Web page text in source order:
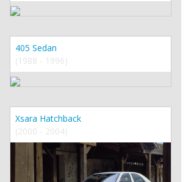
405 Sedan
(1988 - 1996)
Xsara Hatchback
(2000 - 2004)